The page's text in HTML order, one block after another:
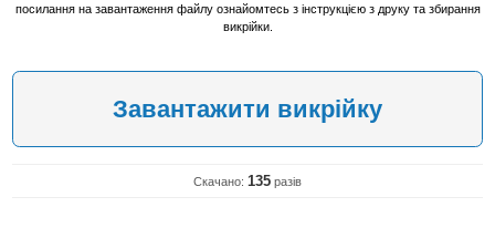
посилання на завантаження файлу ознайомтесь з інструкцією з друку та збирання
викрійки.
Завантажити викрійку
Скачано: 135 разів